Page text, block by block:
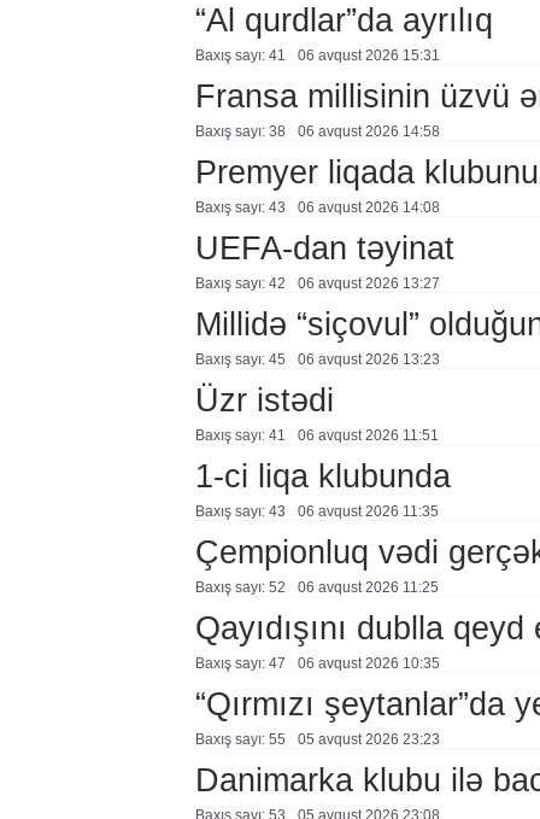
“Al qurdlar”da ayrılıq
Baxış sayı: 41 06 avqust 2026 15:31
Fransa millisinin üzvü
Baxış sayı: 38 06 avqust 2026 14:58
Premyer liqada
Baxış sayı: 43 06 avqust 2026 14:08
UEFA-dan təyinat
Baxış sayı: 42 06 avqust 2026 13:27
Millidə “siçovul”
Baxış sayı: 45 06 avqust 2026 13:23
Üzr istədi
Baxış sayı: 41 06 avqust 2026 11:51
1-ci liqa klubunda
Baxış sayı: 43 06 avqust 2026 11:35
Çempionluq vədi
Baxış sayı: 52 06 avqust 2026 11:25
Qayıdışını dublla qeyd
Baxış sayı: 47 06 avqust 2026 10:35
“Qırmızı şeytanlar”da
Baxış sayı: 55 05 avqust 2026 23:23
Danimarka klubu ilə
Baxış sayı: 53 05 avqust 2026 23:08